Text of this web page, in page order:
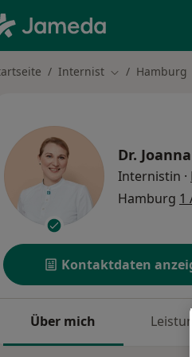
Internist Stadt ändern
Hamburg
Dr.
Internistin ·
Hamburg 1
Kontaktdaten
Über mich